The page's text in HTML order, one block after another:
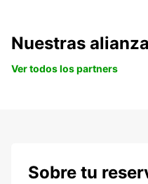
Nuestras
Ver todos los partners
Sobre tu